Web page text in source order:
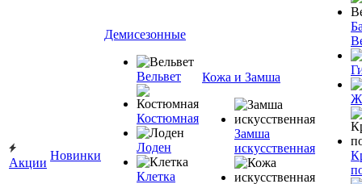
Акции
Новинки
Демисезонные
Вельвет
Костюмная
Лоден
Клетка
Кожа и Замша
Замша
искусственная